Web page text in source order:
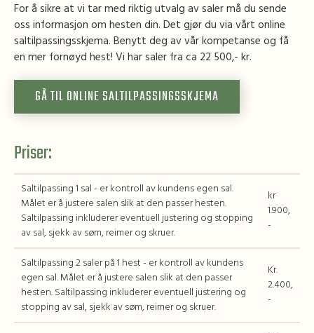
For å sikre at vi tar med riktig utvalg av saler må du sende
oss informasjon om hesten din. Det gjør du via vårt online
saltilpassingsskjema. Benytt deg av vår kompetanse og få
en mer fornøyd hest! Vi har saler fra ca 22 500,- kr.
GÅ TIL ONLINE SALTILPASSINGSSKJEMA
Priser:
Saltilpassing 1 sal - er kontroll av kundens egen sal.
Målet er å justere salen slik at den passer hesten.
Saltilpassing inkluderer eventuell justering og stopping
av sal, sjekk av søm, reimer og skruer.
kr
1.900,
-
Saltilpassing 2 saler på 1 hest - er kontroll av kundens
egen sal. Målet er å justere salen slik at den passer
hesten. Saltilpassing inkluderer eventuell justering og
stopping av sal, sjekk av søm, reimer og skruer.
Kr.
2.400,
-